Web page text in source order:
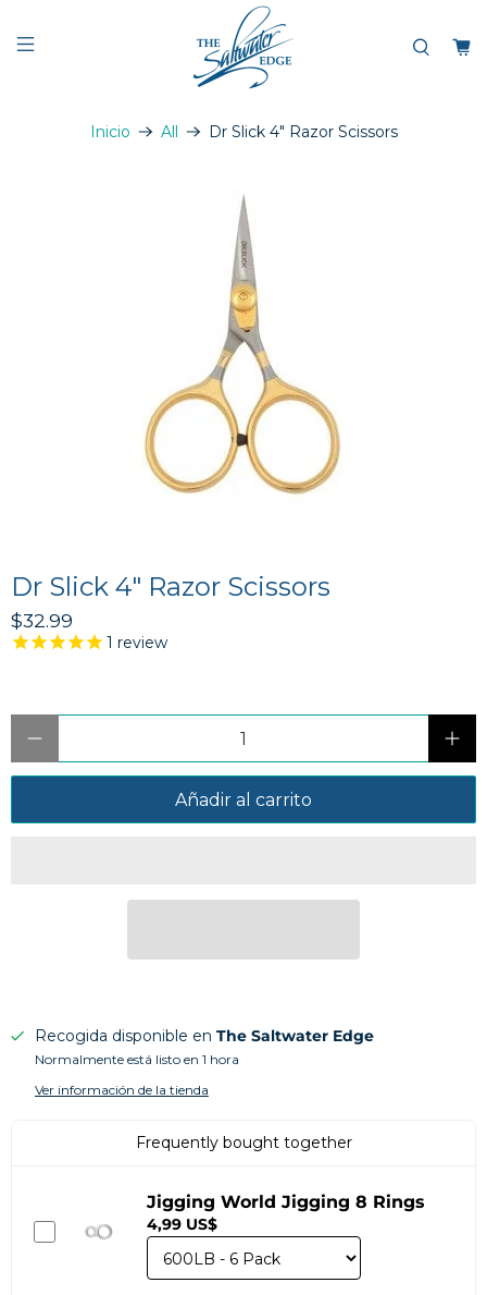
Inicio All Dr Slick 4" Razor Scissors
Dr Slick 4" Razor Scissors
$32.99
1 review
Añadir al carrito
Recogida disponible en The Saltwater Edge
Normalmente está listo en 1 hora
Ver información de la tienda
Frequently bought together
Jigging World Jigging 8 Rings
4,99 US$